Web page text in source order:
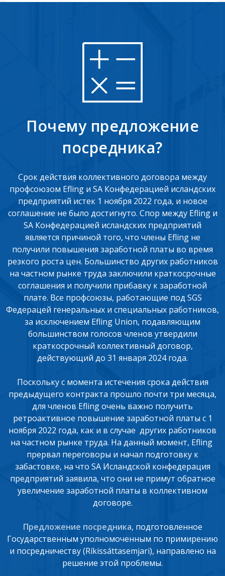
Почему предложение
посредника?
Срок действия коллективного договора между
профсоюзом Efling и SA Конфедерацией исландских
предприятий истек 1 ноября 2022 года, и новое
соглашение не было достигнуто. Спор между Efling и
SA Конфедерацией исландских предприятий
является причиной того, что члены Efling не
получили повышения заработной платы во время
резкого роста цен. Большинство других работников
на частном рынке труда заключили краткосрочные
соглашения и получили прибавку к заработной
плате. Все профсоюзы, работающие под SGS
Федерацей генеральных и специальных работников,
за исключением Efling Union, подавляющим
большинством голосов членов утвердили
краткосрочный коллективный договор,
действующий до 31 января 2024 года.
Поскольку с момента истечения срока действия
предыдущего контракта прошло почти три месяца,
для членов Efling очень важно получить
ретроактивное повышение заработной платы с 1
ноября 2022 года, как и в случае других работников
на частном рынке труда. На данный момент, Efling
прервал переговоры и начал подготовку к
забастовке, на что SA Исландской конфедерация
предприятий заявила, что они не примут обратное
увеличение заработной платы в коллективном
договоре.
Предложение посредника, подготовленное
Государственным уполномоченным по примирению
и посредничеству (Ríkissáttasemjari), направлено на
решение этой проблемы.